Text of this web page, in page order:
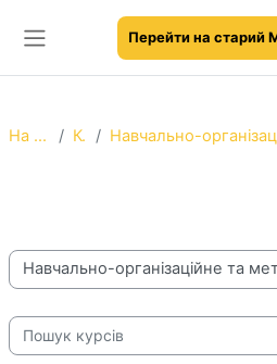
Бокова панель
Перейти на старий
На головну Курси
Категорії курсів
Пошук курсів